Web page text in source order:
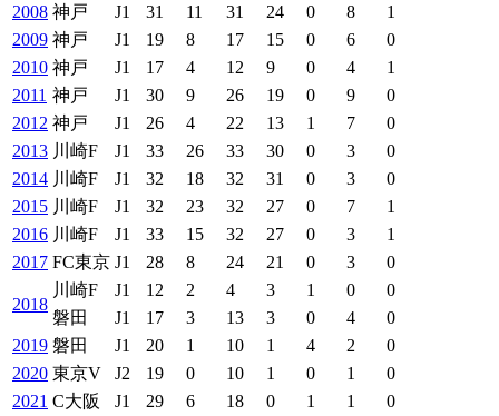
2008 神戸 J1 31 11 31 24 0 8
1
2009 神戸 J1 19 8 17 15 0 6
0
2010 神戸 J1 17 4 12 9 0 4
1
2011 神戸 J1 30 9 26 19 0 9
0
2012 神戸 J1 26 4 22 13 1 7
0
2013 川崎F J1 33 26 33 30 0 3
0
2014 川崎F J1 32 18 32 31 0 3
0
2015 川崎F J1 32 23 32 27 0 7
1
2016 川崎F J1 33 15 32 27 0 3
1
2017 FC東京 J1 28 8 24 21 0 3 0
2018
川崎F J1 12 2 4 3 1 0
0
磐田
J1 17 3 13 3 0 4
0
2019 磐田 J1 20 1 10 1 4 2
0
2020 東京V J2 19 0 10 1 0 1
0
2021 C大阪 J1 29 6 18 0 1 1
0